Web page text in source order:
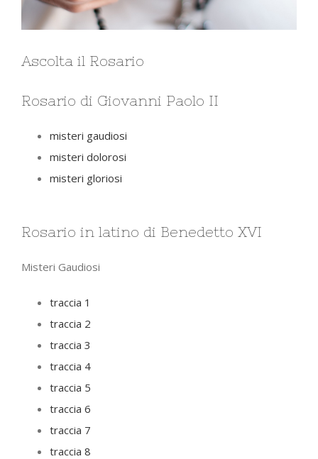
Ascolta il Rosario
Rosario di Giovanni Paolo II
misteri gaudiosi
misteri dolorosi
misteri gloriosi
Rosario in latino di Benedetto XVI
Misteri Gaudiosi
traccia 1
traccia 2
traccia 3
traccia 4
traccia 5
traccia 6
traccia 7
traccia 8